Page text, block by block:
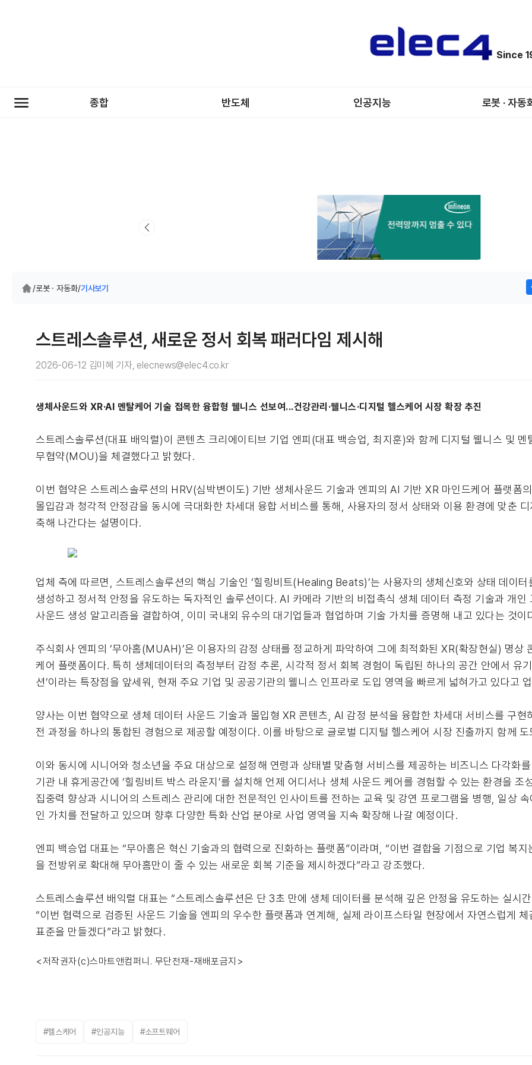
Since
종합 반도체 인공지능 로봇 · 자동
/로봇 · 자동화/기사보기
스트레스솔루션, 새로운 정서 회복 패러다임 제시해
2026-06-12 김미혜 기자, elecnews@elec4.co.kr
생체사운드와 XR·AI 멘탈케어 기술 접목한 융합형 웰니스 선보여...건강관리·웰니스·디지털 헬스케어 시장 확장 추진
스트레스솔루션(대표 배익렬)이 콘텐츠 크리에이티브 기업 엔피(대표 백승업, 최지훈)와 함께 디지털 웰니스 및
무협약(MOU)을 체결했다고 밝혔다.
이번 협약은 스트레스솔루션의 HRV(심박변이도) 기반 생체사운드 기술과 엔피의 AI 기반 XR 마인드케어 플랫폼
몰입감과 청각적 안정감을 동시에 극대화한 차세대 융합 서비스를 통해, 사용자의 정서 상태와 이용 환경에 맞춘
축해 나간다는 설명이다.
업체 측에 따르면, 스트레스솔루션의 핵심 기술인 ‘힐링비트(Healing Beats)’는 사용자의 생체신호와 상태 데이
생성하고 정서적 안정을 유도하는 독자적인 솔루션이다. AI 카메라 기반의 비접촉식 생체 데이터 측정 기술과 개
사운드 생성 알고리즘을 결합하여, 이미 국내외 유수의 대기업들과 협업하며 기술 가치를 증명해 내고 있다는 것이
주식회사 엔피의 ‘무아홈(MUAH)’은 이용자의 감정 상태를 정교하게 파악하여 그에 최적화된 XR(확장현실) 명상
케어 플랫폼이다. 특히 생체데이터의 측정부터 감정 추론, 시각적 정서 회복 경험이 독립된 하나의 공간 안에서 유
션’이라는 특장점을 앞세워, 현재 주요 기업 및 공공기관의 웰니스 인프라로 도입 영역을 빠르게 넓혀가고 있다고
양사는 이번 협약으로 생체 데이터 사운드 기술과 몰입형 XR 콘텐츠, AI 감정 분석을 융합한 차세대 서비스를 구
전 과정을 하나의 통합된 경험으로 제공할 예정이다. 이를 바탕으로 글로벌 디지털 헬스케어 시장 진출까지 함께
이와 동시에 시니어와 청소년을 주요 대상으로 설정해 연령과 상태별 맞춤형 서비스를 제공하는 비즈니스 다각화
기관 내 휴게공간에 ‘힐링비트 박스 라운지’를 설치해 언제 어디서나 생체 사운드 케어를 경험할 수 있는 환경을 조
집중력 향상과 시니어의 스트레스 관리에 대한 전문적인 인사이트를 전하는 교육 및 강연 프로그램을 병행, 일상
인 가치를 전달하고 있으며 향후 다양한 특화 산업 분야로 사업 영역을 지속 확장해 나갈 예정이다.
엔피 백승업 대표는 “무아홈은 혁신 기술과의 협력으로 진화하는 플랫폼”이라며, “이번 결합을 기점으로 기업 복
을 전방위로 확대해 무아홈만이 줄 수 있는 새로운 회복 기준을 제시하겠다”라고 강조했다.
스트레스솔루션 배익렬 대표는 “스트레스솔루션은 단 3초 만에 생체 데이터를 분석해 깊은 안정을 유도하는 실시
“이번 협력으로 검증된 사운드 기술을 엔피의 우수한 플랫폼과 연계해, 실제 라이프스타일 현장에서 자연스럽게
표준을 만들겠다”라고 밝혔다.
<저작권자(c)스마트앤컴퍼니. 무단전재-재배포금지>
#헬스케어 #인공지능 #소프트웨어